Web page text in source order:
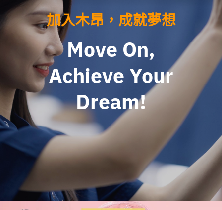
加入木昂，成就夢想
Move On,
Achieve Your
Dream!